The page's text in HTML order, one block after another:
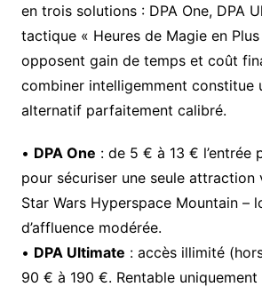
en trois solutions : DPA One, DPA
tactique « Heures de Magie en
opposent gain de temps et coût
combiner intelligemment constitue
alternatif parfaitement calibré.
• DPA One : de 5 € à 13 € l’entrée
pour sécuriser une seule attraction
Star Wars Hyperspace Mountain –
d’affluence modérée.
• DPA Ultimate : accès illimité
90 € à 190 €. Rentable